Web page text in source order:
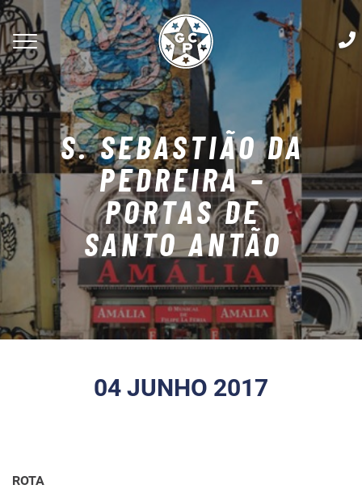
S. SEBASTIÃO DA
PEDREIRA –
PORTAS DE
SANTO ANTÃO
04 JUNHO 2017
ROTA